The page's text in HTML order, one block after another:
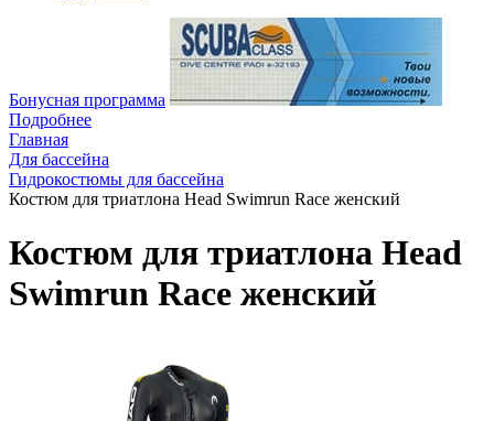
Бонусная программа
Подробнее
Главная
Для бассейна
Гидрокостюмы для бассейна
Костюм для триатлона Head Swimrun Race женский
Костюм для триатлона Head
Swimrun Race женский